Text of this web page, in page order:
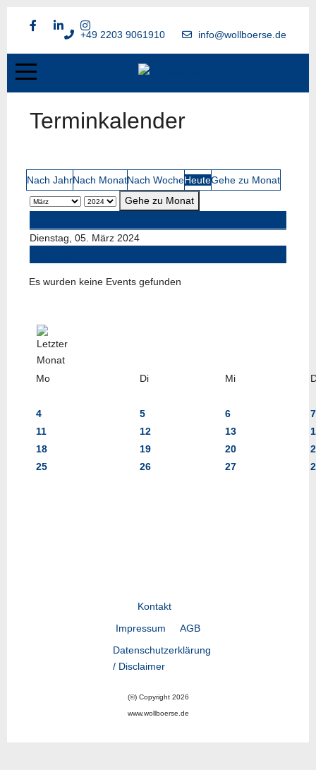
+49 2203 9061910 info@wollboerse.de
Terminkalender
Nach JahrNach MonatNach WocheHeuteGehe zu Monat
Gehe zu Monat
Dienstag, 05. März 2024
Es wurden keine Events gefunden
Mo Di Mi
4 5 6
7
11
12 13
18
19 20
25
26 27
Kontakt
Impressum
AGB
Datenschutzerklärung
/ Disclaimer
(©) Copyright 2026
www.wollboerse.de